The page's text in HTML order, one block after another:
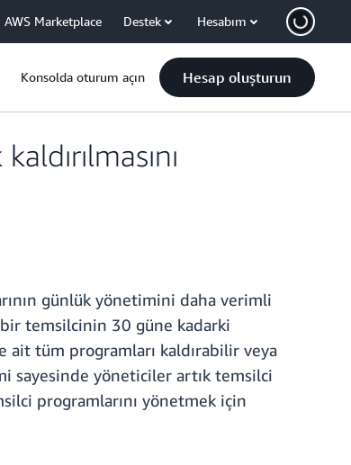
AWS Marketplace Destek Hesabım
Konsolda oturum açın Hesap oluşturun
günlük yönetimini daha verimli
temsilcinin 30 güne kadarki
ait tüm programları kaldırabilir veya
sayesinde yöneticiler artık temsilci
programlarını yönetmek için